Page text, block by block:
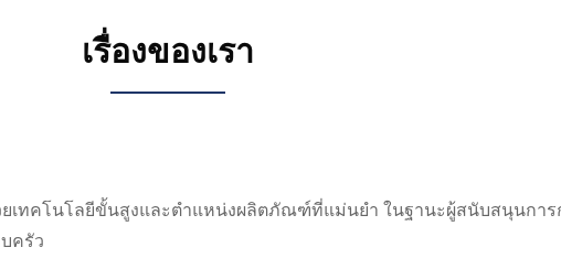
เรื่องของเรา
ยเทคโนโลยีขั้นสูงและตำแหน่งผลิตภัณฑ์ที่แม่นยำ ในฐานะผู้สนับสนุนการ
ครัว